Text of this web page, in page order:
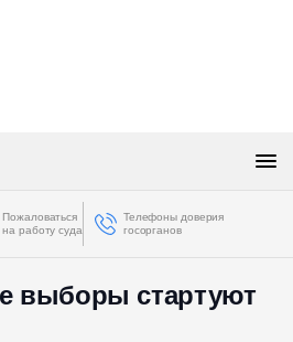
Пожаловаться
на работу суда
Телефоны доверия
госорганов
выборы стартуют